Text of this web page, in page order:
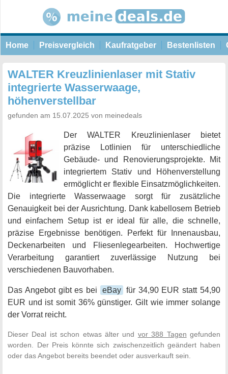
Home Preisvergleich Kaufratgeber Bestenlisten
WALTER Kreuzlinienlaser mit Stativ
integrierte Wasserwaage,
höhenverstellbar
gefunden am 15.07.2025 von meinedeals
Der WALTER Kreuzlinienlaser bietet
präzise Lotlinien für unterschiedliche
Gebäude- und Renovierungsprojekte. Mit
integriertem Stativ und Höhenverstellung
ermöglicht er flexible Einsatzmöglichkeiten.
Die integrierte Wasserwaage sorgt für zusätzliche
Genauigkeit bei der Ausrichtung. Dank kabellosem Betrieb
und einfachem Setup ist er ideal für alle, die schnelle,
präzise Ergebnisse benötigen. Perfekt für Innenausbau,
Deckenarbeiten und Fliesenlegearbeiten. Hochwertige
Verarbeitung garantiert zuverlässige Nutzung bei
verschiedenen Bauvorhaben.
Das Angebot gibt es bei eBay für 34,90 EUR statt 54,90
EUR und ist somit 36% günstiger. Gilt wie immer solange
der Vorrat reicht.
Dieser Deal ist schon etwas älter und vor 388 Tagen gefunden
worden. Der Preis könnte sich zwischenzeitlich geändert haben
oder das Angebot bereits beendet oder ausverkauft sein.